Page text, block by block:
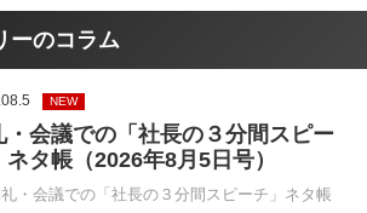
ーのコラム
NEW
・会議での「社長の３分間スピー
ネタ帳（2026年8月5日号）
・会議での「社長の３分間スピーチ」ネタ帳